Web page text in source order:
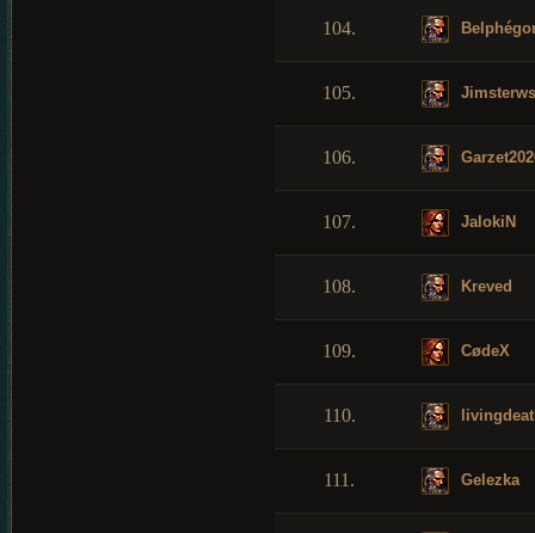
104.
105.
106.
107. JalokiN
108. Kreved
109. CødeX
110.
111. Gelezka